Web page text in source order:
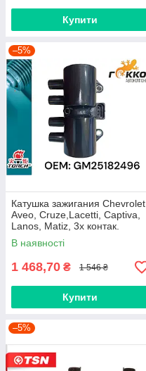
Купити
–5%
Катушка зажигания Chevrolet
Aveo, Cruze,Lacetti, Captiva,
Lanos, Matiz, 3х контак.
[Torch] 25182496
В наявності
1 468,70 ₴ 1 546 ₴
Купити
–5%